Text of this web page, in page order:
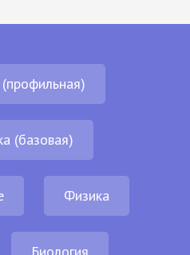
(базовая)
Физика
Биология